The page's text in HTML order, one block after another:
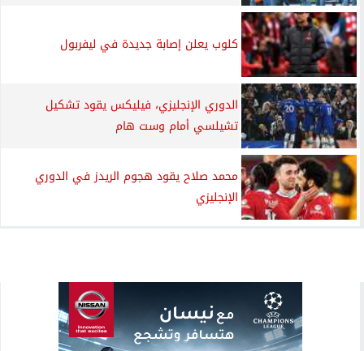
كلوب يعلن إصابة جديدة في ليفربول
الدوري الإنجليزي، فيليكس يقود تشكيل
تشيلسي أمام وست هام
محمد صلاح يقود هجوم الريدز في الدوري
الإنجليزي